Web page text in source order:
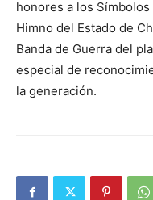
honores a los
Himno del Estado de
Banda de Guerra del
especial de
la generación.